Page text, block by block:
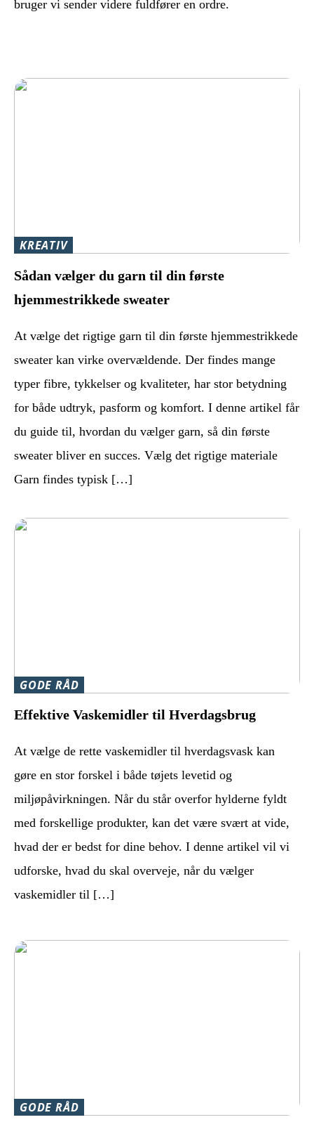
bruger vi sender videre fuldfører en ordre.
KREATIV
Sådan vælger du garn til din første
hjemmestrikkede sweater
At vælge det rigtige garn til din første hjemmestrikkede
sweater kan virke overvældende. Der findes mange
typer fibre, tykkelser og kvaliteter, har stor betydning
for både udtryk, pasform og komfort. I denne artikel får
du guide til, hvordan du vælger garn, så din første
sweater bliver en succes. Vælg det rigtige materiale
Garn findes typisk […]
GODE RÅD
Effektive Vaskemidler til Hverdagsbrug
At vælge de rette vaskemidler til hverdagsvask kan
gøre en stor forskel i både tøjets levetid og
miljøpåvirkningen. Når du står overfor hylderne fyldt
med forskellige produkter, kan det være svært at vide,
hvad der er bedst for dine behov. I denne artikel vil vi
udforske, hvad du skal overveje, når du vælger
vaskemidler til […]
GODE RÅD